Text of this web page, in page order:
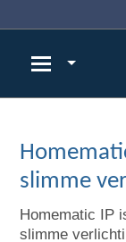
slimme
Homematic IP
slimme